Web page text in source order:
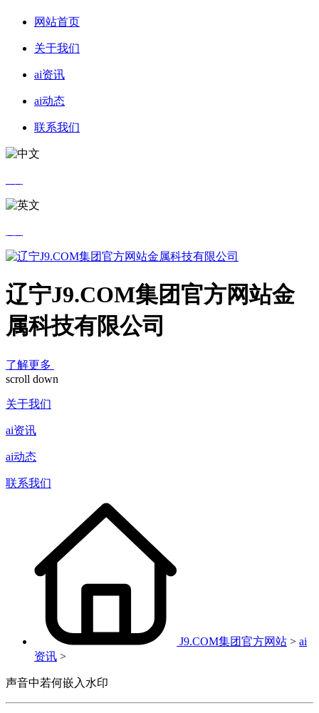
网站首页
关于我们
ai资讯
ai动态
联系我们
辽宁J9.COM集团官方网站金
属科技有限公司
了解更多
scroll down
关于我们
ai资讯
ai动态
联系我们
J9.COM集团官方网站 > ai
资讯 >
声音中若何嵌入水印